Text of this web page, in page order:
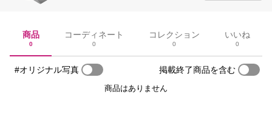
商品
0
コーディネート
0
コレクション
0
いいね
0
#オリジナル写真 掲載終了商品を含む
商品はありません